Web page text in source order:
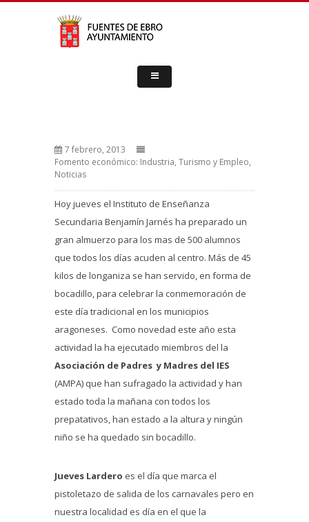
7 febrero, 2013
Fomento económico: Industria, Turismo y Empleo,
Noticias
Hoy jueves el Instituto de Enseñanza
Secundaria Benjamín Jarnés ha preparado un
gran almuerzo para los mas de 500 alumnos
que todos los días acuden al centro. Más de 45
kilos de longaniza se han servido, en forma de
bocadillo, para celebrar la conmemoración de
este día tradicional en los municipios
aragoneses. Como novedad este año esta
actividad la ha ejecutado miembros del la
Asociación de Padres y Madres del IES
(AMPA) que han sufragado la actividad y han
estado toda la mañana con todos los
prepatativos, han estado a la altura y ningún
niño se ha quedado sin bocadillo.
Jueves Lardero es el día que marca el
pistoletazo de salida de los carnavales pero en
nuestra localidad es día en el que la